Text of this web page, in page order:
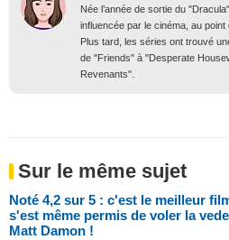
Née l’année de sortie du
influencée par le cinéma, au
Plus tard, les séries ont trouvé
de "Friends" à "Desperate
Revenants".
Sur le même sujet
Noté 4,2 sur 5 : c'est le meilleur
s'est même permis de voler la
Matt Damon !